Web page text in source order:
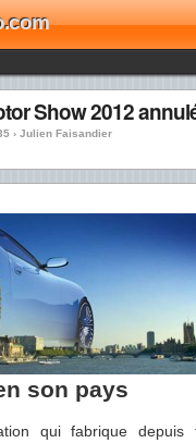
Show 2012
› Julien Faisandier
son pays
qui fabrique depuis